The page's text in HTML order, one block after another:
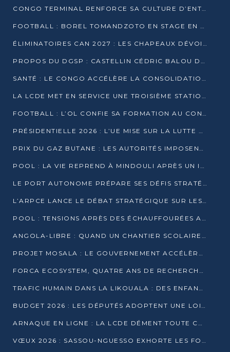
CONGO TERMINAL RENFORCE SA CULTURE D’ENTREPRISE AVEC LE PROGRAMME « WIN TOGETHER »
FOOTBALL : BOREL TOMANDZOTO EN STAGE EN ESPAGNE AVEC POLISSYA FC
ÉLIMINATOIRES CAN 2027 : LES CHAPEAUX DÉVOILÉS, LE CONGO FIXÉ SUR SON SORT
PROPOS DU DGSP : CASTELLIN CÉDRIC BALOU DÉNONCE DES PROPOS INTIMIDANTS
SANTÉ : LE CONGO ACCÉLÈRE LA CONSOLIDATION DE L’OFFRE DE SOINS
LA LCDE MET EN SERVICE UNE TROISIÈME STATION D’EAU POTABLE À MFILOU
FOOTBALL : L’OL CONFIE SA FORMATION AU CONGOLAIS CHRISTIAN BASSILA
PRÉSIDENTIELLE 2026 : L’UE MISE SUR LA LUTTE CONTRE LA DÉSINFORMATION
PRIX DU GAZ BUTANE : LES AUTORITÉS IMPOSENT LE RESPECT DES PRIX RÉGLEMENTÉS
POOL : LA VIE REPREND À MINDOULI APRÈS UN INCIDENT ARMÉ SUR LA RN1
LE PORT AUTONOME PRÉPARE SES DÉFIS STRATÉGIQUES DE 2026
L’ARPCE LANCE LE DÉBAT STRATÉGIQUE SUR LES DONNÉES, L’IA ET LA FINANCE NUMÉRIQUE AU CONGO
POOL : TENSIONS APRÈS DES ÉCHAUFFOURÉES ARMÉES ENTRE DGSP ET EX-MILICIENS NINJA
ANGOLA-LIBRE : QUAND UN CHANTIER SCOLAIRE DEVIENT LE MIROIR D’UN CONGO EN MOUVEMENT
PROJET MOSALA : LE GOUVERNEMENT ACCÉLÈRE L’INSERTION DES JEUNES EN 2026
FORCA ECOSYSTEM, QUATRE ANS DE RECHERCHE DE TERRAIN AVANT UN LANCEMENT OFFICIEL EN 2026
TRAFIC HUMAIN DANS LA LIKOUALA : DES ENFANTS AUTOCHTONES RÉDUITS AU TRAVAIL FORCÉ
BUDGET 2026 : LES DÉPUTÉS ADOPTENT UNE LOI DES FINANCES DE PLUS DE 2500 MILLIARDS FCFA
ARNAQUE EN LIGNE : LA LCDE DÉMENT TOUTE CAMPAGNE DE RECRUTEMENT
VŒUX 2026 : SASSOU-NGUESSO EXHORTE LES FORCES VIVES À RENFORCER L’UNITÉ